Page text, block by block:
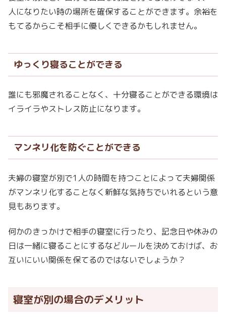
人になりたい時の場所を確保することができます。余裕を
もてるからこそ相手に優しくできるかもしれません。
ゆっくり寝ることができる
誰にも邪魔されることなく、十分寝ることができる環境は
イライラやストレス防止になります。
マンネリ化を防ぐことができる
夫婦の寝室が別で1人の時間を持つことによって夫婦関係
がマンネリ化することなく新鮮な気持ちでいれるという意
見もあります。
何かのきっかけで相手の寝室に行ったり、記念日や休みの
日は一緒に寝ることにするなどルールを決めておけば、お
互いにいい関係を保てるのではないでしょうか？
寝室が別の場合のデメリット